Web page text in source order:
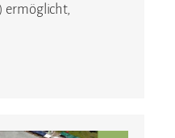
ermöglicht,